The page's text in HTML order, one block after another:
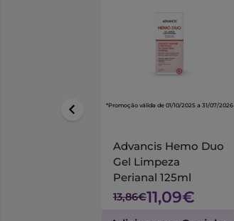
*Promoção válida de 01/10/2025 a 31/07/2026
Advancis Hemo Duo
Gel Limpeza
Perianal 125ml
13,86€11,09€